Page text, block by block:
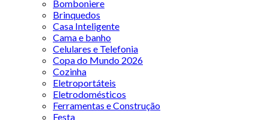
Bomboniere
Brinquedos
Casa Inteligente
Cama e banho
Celulares e Telefonia
Copa do Mundo 2026
Cozinha
Eletroportáteis
Eletrodomésticos
Ferramentas e Construção
Festa